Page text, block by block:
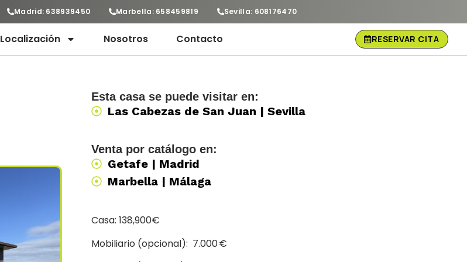
Madrid: 638939450 Marbella: 658459819 Sevilla: 608176470
Localización Nosotros Contacto RESERVAR CITA
Esta casa se puede visitar en:
Las Cabezas de San Juan | Sevilla
Venta por catálogo en:
Getafe | Madrid
Marbella | Málaga
Casa: 138,900€
Mobiliario (opcional): 7.000 €